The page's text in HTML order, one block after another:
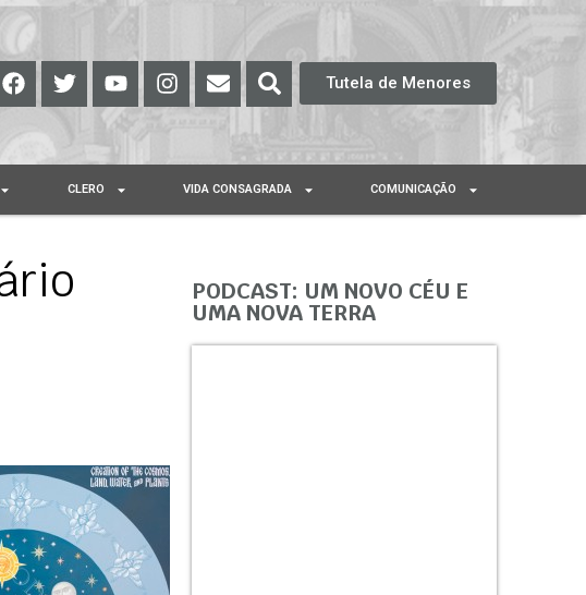
Tutela de Menores
CLERO VIDA CONSAGRADA COMUNICAÇÃO
PODCAST: UM NOVO CÉU E
UMA NOVA TERRA